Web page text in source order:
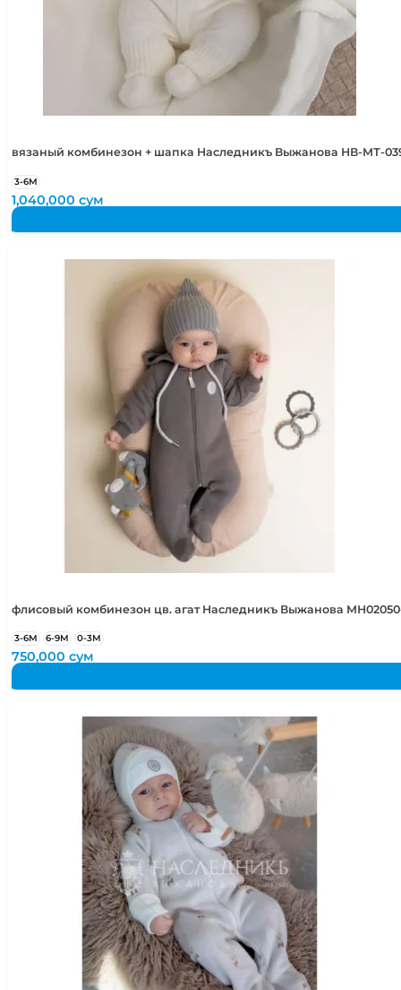
вязаный комбинезон + шапка Наследникъ Выжанова НВ-МТ-
3-6М
1,040,000сум
флисовый комбинезон цв. агат Наследникъ Выжанова
3-6М 6-9М 0-3М
750,000сум